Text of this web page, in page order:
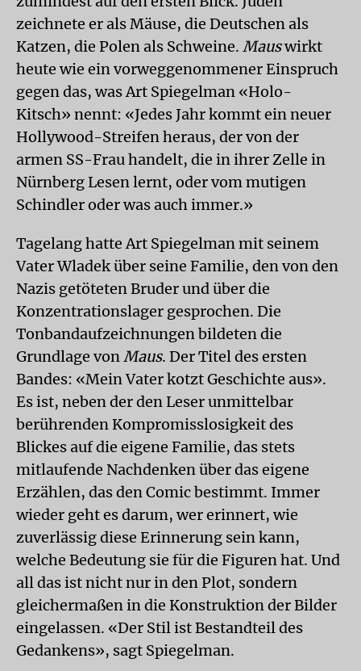
zeichnete er als Mäuse, die Deutschen als
Katzen, die Polen als Schweine. Mauswirkt
heute wie ein vorweggenommener Einspruch
gegen das, was Art Spiegelman «Holo-
Kitsch» nennt: «Jedes Jahr kommt ein neuer
Hollywood-Streifen heraus, der von der
armen SS-Frau handelt, die in ihrer Zelle in
Nürnberg Lesen lernt, oder vom mutigen
Schindler oder was auch immer.»
Tagelang hatte Art Spiegelman mit seinem
Vater Wladek über seine Familie, den von den
Nazis getöteten Bruder und über die
Konzentrationslager gesprochen. Die
Tonbandaufzeichnungen bildeten die
Grundlage vonMaus. Der Titel des ersten
Bandes: «Mein Vater kotzt Geschichte aus».
Es ist, neben der den Leser unmittelbar
berührenden Kompromisslosigkeit des
Blickes auf die eigene Familie, das stets
mitlaufende Nachdenken über das eigene
Erzählen, das den Comic bestimmt. Immer
wieder geht es darum, wer erinnert, wie
zuverlässig diese Erinnerung sein kann,
welche Bedeutung sie für die Figuren hat. Und
all das ist nicht nur in den Plot, sondern
gleichermaßen in die Konstruktion der Bilder
eingelassen. «Der Stil ist Bestandteil des
Gedankens», sagt Spiegelman.